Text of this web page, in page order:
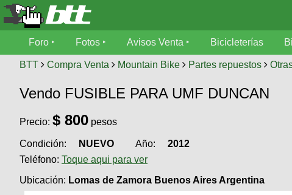
Foro
Foro
Mecánica
Fotos
tu
foto
Galeria
XC
Avisos
SUBÍ
tu
aviso
Bicicleterías
Bicicletas
Foro Fotos Avisos Venta Bicicleterías
BTT Compra Venta Mountain Bike Partes repuestos
Vendo FUSIBLE PARA UMF DUNCAN
Precio: $ 800 pesos
Condición: NUEVO Año:
2012
Teléfono: Toque aqui para ver
Ubicación: Lomas de Zamora Buenos Aires Argentina